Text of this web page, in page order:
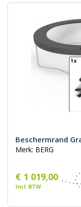
Beschermrand
Merk: BERG
€ 1 019,00
Incl. BTW